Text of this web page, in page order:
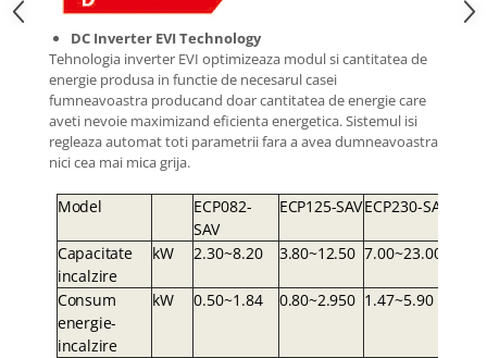
DC Inverter EVI Technology
Tehnologia inverter EVI optimizeaza modul si cantitatea de
energie produsa in functie de necesarul casei
fumneavoastra producand doar cantitatea de energie care
aveti nevoie maximizand eficienta energetica. Sistemul isi
regleaza automat toti parametrii fara a avea dumneavoastra
nici cea mai mica grija.
Model
ECP082-
SAV
ECP125-SAVECP230-SA
Capacitate
incalzire
kW 2.30~8.20 3.80~12.50 7.00~23.00
Consum
energie-
incalzire
kW 0.50~1.84 0.80~2.950 1.47~5.90